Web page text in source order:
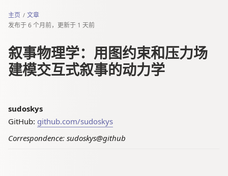
主页
文章
发布于6 个月前，更新于 1 天前
叙事物理学：用图约束和压力场
建模交互式叙事的动力学
sudoskys
GitHub: github.com/sudoskys
Correspondence: sudoskys@github